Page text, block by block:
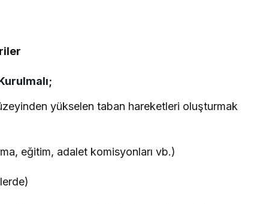
yükselen taban hareketleri oluşturmak
eğitim, adalet komisyonları vb.)